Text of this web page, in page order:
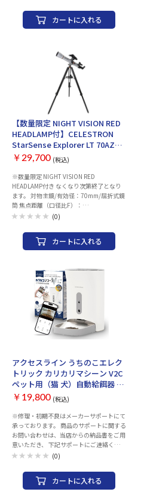
カートに入れる
【数量限定 NIGHT VISION RED
HEADLAMP付】CELESTRON
StarSense Explorer LT 70AZ
[CE-ASSS-22450]
￥29,700 (税込)
※数量限定 NIGHT VISION RED
HEADLAMP付き なくなり次第終了となり
ます。 対物主鏡/有効径：70mm/屈折式鏡
筒 焦点距離（口径比F）：
700mm（F10） 極限等級：11.0等 集光
812.8mm（接眼レンズ取付位置まで）、
外径76mm 接眼レンズ（31.7mm径）：
25mm （28倍）、10mm（70倍） ファイ
整方式：ラック＆ピニオン式 パーツ取付
サイズ：差し込み/31.7mm 写真撮影：ス
マートフォンアダプター（別売）にて可
太陽観察：不可 総重量：3.35kg 保証期
間：ご購入日より2年間（電子部品に関し
ては1年間）
(0)
カートに入れる
アクセスライン うちのこエレク
トリック カリカリマシーン V2C
ペット用（猫 犬）自動給餌器 ス
マホ連動タイプ カメラ付き スマ
ホ操作 自動餌やり機（F11-C）
￥19,800 (税込)
※修理・初期不良はメーカーサポートにて
承っております。 商品のサポートに関する
お問い合わせは、当店からの納品書をご用
意いただき、 下記サポートにご連絡くださ
い。※当店での返品・交換は行っておりま
窓口 製品サポート電話：050-5490-8060
製品サポートメール：
support@petelect.jp 営業時間：平
(0)
カートに入れる